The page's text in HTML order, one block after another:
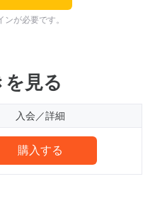
が必要です。
見る
入会／詳細
購入する